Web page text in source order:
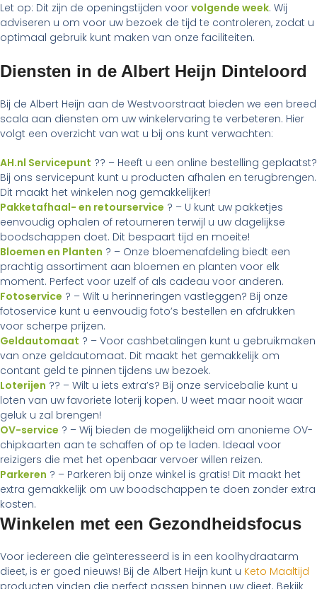
Let op: Dit zijn de openingstijden voor volgende week. Wij
adviseren u om voor uw bezoek de tijd te controleren, zodat u
optimaal gebruik kunt maken van onze faciliteiten.
Diensten in de Albert Heijn Dinteloord
Bij de Albert Heijn aan de Westvoorstraat bieden we een breed
scala aan diensten om uw winkelervaring te verbeteren. Hier
volgt een overzicht van wat u bij ons kunt verwachten:
AH.nl Servicepunt ?? – Heeft u een online bestelling geplaatst?
Bij ons servicepunt kunt u producten afhalen en terugbrengen.
Dit maakt het winkelen nog gemakkelijker!
Pakketafhaal- en retourservice ? – U kunt uw pakketjes
eenvoudig ophalen of retourneren terwijl u uw dagelijkse
boodschappen doet. Dit bespaart tijd en moeite!
Bloemen en Planten ? – Onze bloemenafdeling biedt een
prachtig assortiment aan bloemen en planten voor elk
moment. Perfect voor uzelf of als cadeau voor anderen.
Fotoservice ? – Wilt u herinneringen vastleggen? Bij onze
fotoservice kunt u eenvoudig foto’s bestellen en afdrukken
voor scherpe prijzen.
Geldautomaat ? – Voor cashbetalingen kunt u gebruikmaken
van onze geldautomaat. Dit maakt het gemakkelijk om
contant geld te pinnen tijdens uw bezoek.
Loterijen ?? – Wilt u iets extra’s? Bij onze servicebalie kunt u
loten van uw favoriete loterij kopen. U weet maar nooit waar
geluk u zal brengen!
OV-service ? – Wij bieden de mogelijkheid om anonieme OV-
chipkaarten aan te schaffen of op te laden. Ideaal voor
reizigers die met het openbaar vervoer willen reizen.
Parkeren ? – Parkeren bij onze winkel is gratis! Dit maakt het
extra gemakkelijk om uw boodschappen te doen zonder extra
kosten.
Winkelen met een Gezondheidsfocus
Voor iedereen die geïnteresseerd is in een koolhydraatarm
dieet, is er goed nieuws! Bij de Albert Heijn kunt u Keto Maaltijd